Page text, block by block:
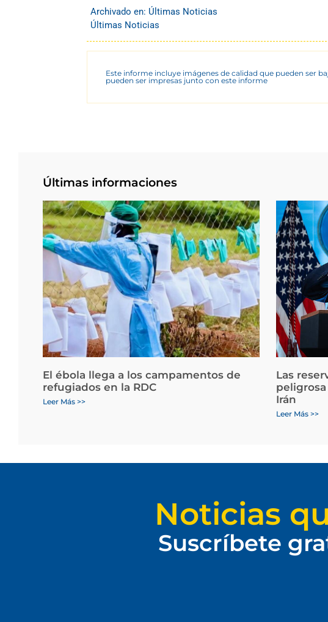
Archivado en: Últimas Noticias
Últimas Noticias
Este informe incluye imágenes de calidad que pueden ser
pueden ser impresas junto con este informe
Últimas informaciones
El ébola llega a los campamentos de
refugiados en la RDC
Leer Más >>
Las
Irán
Leer Más >>
Noticias
Suscríbete